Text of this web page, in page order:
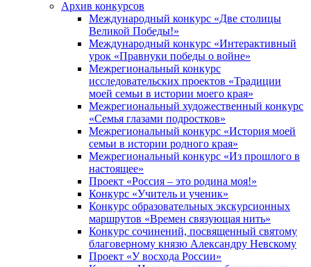
Архив конкурсов
Международный конкурс «Две столицы
Великой Победы!»
Международный конкурс «Интерактивный
урок «Правнуки победы о войне»
Межрегиональный конкурс
исследовательских проектов «Традиции
моей семьи в истории моего края»
Межрегиональный художественный конкурс
«Семья глазами подростков»
Межрегиональный конкурс «История моей
семьи в истории родного края»
Межрегиональный конкурс «Из прошлого в
настоящее»
Проект «Россия – это родина моя!»
Конкурс «Учитель и ученик»
Конкурс образовательных экскурсионных
маршрутов «Времен связующая нить»
Конкурс сочинений, посвященный святому
благоверному князю Александру Невскому
Проект «У восхода России»